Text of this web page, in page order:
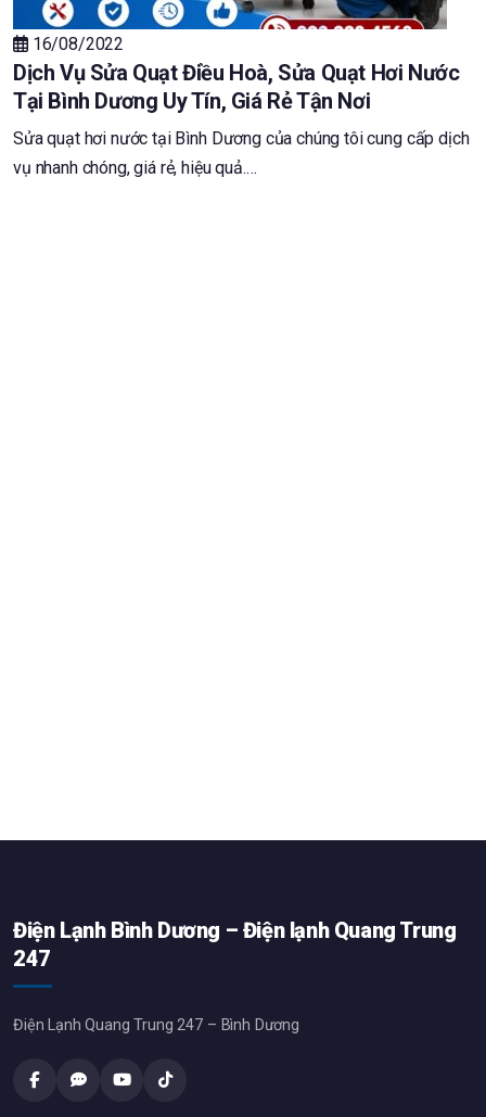
16/08/2022
Dịch Vụ Sửa Quạt Điều Hoà, Sửa Quạt Hơi Nước
Tại Bình Dương Uy Tín, Giá Rẻ Tận Nơi
Sửa quạt hơi nước tại Bình Dương của chúng tôi cung cấp dịch
vụ nhanh chóng, giá rẻ, hiệu quả.…
Điện Lạnh Bình Dương – Điện lạnh Quang Trung
247
Điện Lạnh Quang Trung 247 – Bình Dương